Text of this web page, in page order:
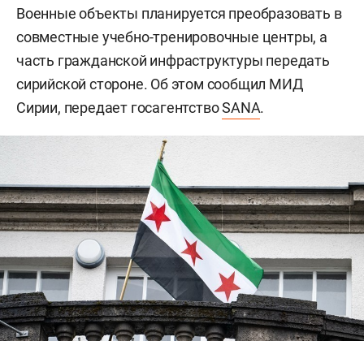
Военные объекты планируется преобразовать в
совместные учебно-тренировочные центры, а
часть гражданской инфраструктуры передать
сирийской стороне. Об этом сообщил МИД
Сирии, передает госагентствоSANA.